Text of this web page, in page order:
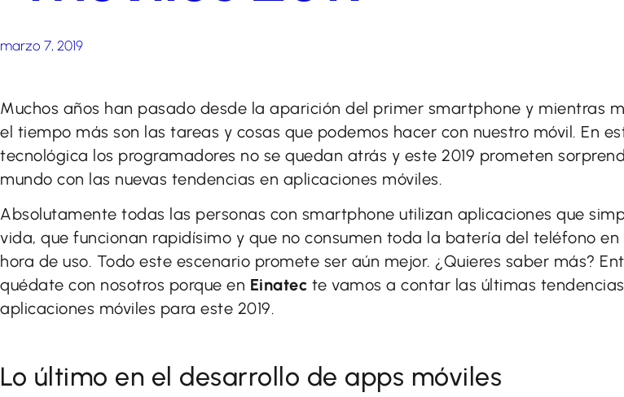
marzo 7, 2019
Muchos años han pasado desde la aparición del primer smartphone y mientras
el tiempo más son las tareas y cosas que podemos hacer con nuestro móvil. En
tecnológica los programadores no se quedan atrás y este 2019 prometen
mundo con las nuevas tendencias en aplicaciones móviles.
Absolutamente todas las personas con smartphone utilizan aplicaciones que
vida, que funcionan rapidísimo y que no consumen toda la batería del teléfono en
hora de uso. Todo este escenario promete ser aún mejor. ¿Quieres saber más?
quédate con nosotros porque en Einatec te vamos a contar las últimas
aplicaciones móviles para este 2019.
Lo último en el desarrollo de apps móviles